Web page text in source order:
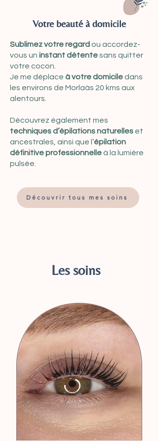
Votre beauté à domicile
Sublimez votre regard ou accordez-
vous un instant détentesans quitter
votre cocon.
Je me déplace à votre domiciledans
les environs de Morlaàs 20 kms aux
alentours.
Découvrez également mes
techniques d’épilations naturelles et
ancestrales, ainsi que l’épilation
définitive professionnelleà la lumière
pulsée.
Découvrir tous mes soins
Les soins